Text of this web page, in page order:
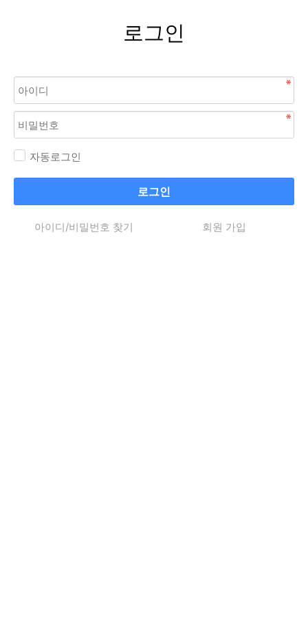
로그인
자동로그인
로그인
아이디/비밀번호 찾기 회원 가입